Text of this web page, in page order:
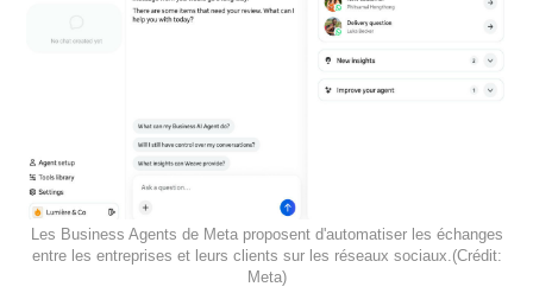
Les Business Agents de Meta proposent d'automatiser les échanges
entre les entreprises et leurs clients sur les réseaux sociaux.(Crédit:
Meta)